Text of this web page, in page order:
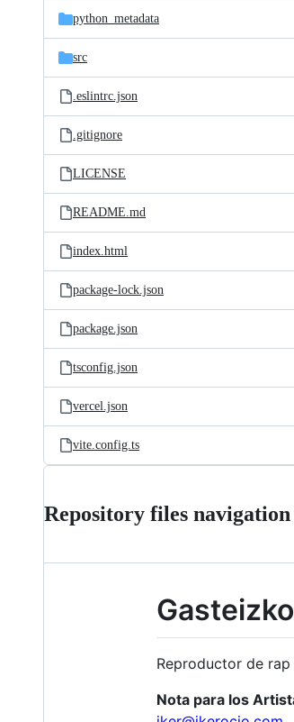
python_metadata
src
.eslintrc.json
.gitignore
LICENSE
README.md
index.html
package-lock.json
package.json
tsconfig.json
vercel.json
vite.config.ts
Repository files navigation
Reproductor de
Nota para los